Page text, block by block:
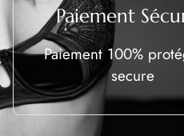
Paiement
Paiement 100%
secure